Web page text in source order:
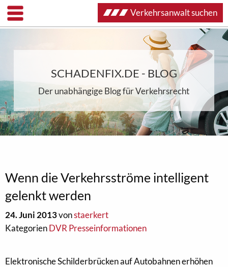
SCHADENFIX.DE - BLOG
Der unabhängige Blog für Verkehrsrecht
Wenn die Verkehrsströme intelligent
gelenkt werden
24. Juni 2013vonstaerkert
KategorienDVR Presseinformationen
Elektronische Schilderbrücken auf Autobahnen erhöhen
Verkehrsanwalt suchen